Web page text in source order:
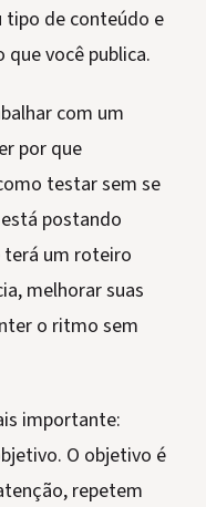
tipo de conteúdo e
você publica.
com um
por que
testar sem se
postando
terá um roteiro
melhorar suas
o ritmo sem
importante:
O objetivo é
repetem